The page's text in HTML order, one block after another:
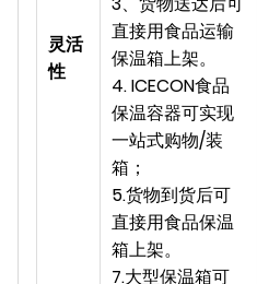
灵活
性
直接用食品运输
保温箱上架。
4. ICECON食品
保温容器可实现
一站式购物/装
箱；
5.货物到货后可
直接用食品保温
箱上架。
7.大型保温箱可